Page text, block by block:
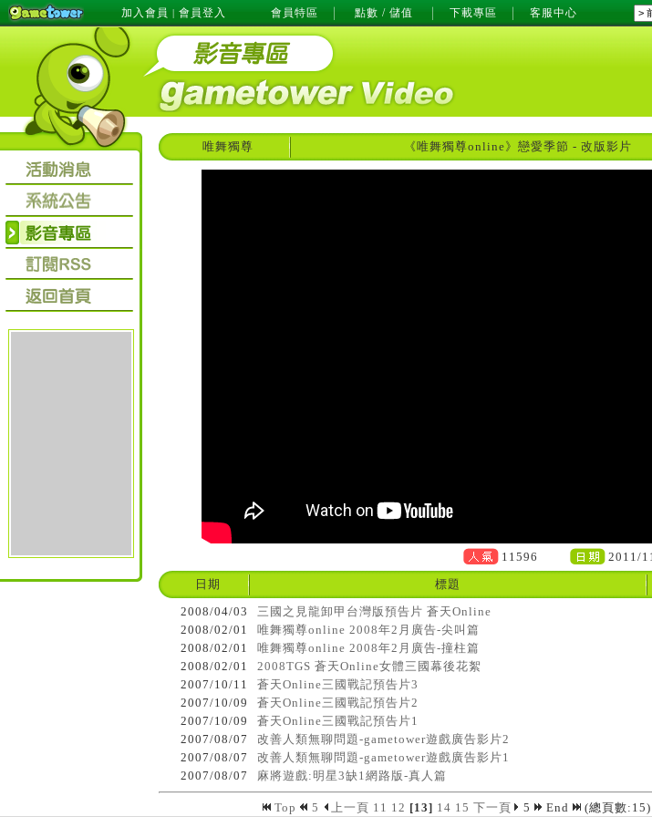
加入會員 | 會員登入 會員特區 點數 / 儲值 下載專區 客服中心
唯舞獨尊 《唯舞獨尊online》戀愛季節 - 改版影片
11596
2011/
日期
標題
2008/04/03
三國之見龍卸甲台灣版預告片 蒼天Online
2008/02/01
唯舞獨尊online 2008年2月廣告-尖叫篇
2008/02/01
唯舞獨尊online 2008年2月廣告-撞柱篇
2008/02/01
2008TGS 蒼天Online女體三國幕後花絮
2007/10/11
蒼天Online三國戰記預告片3
2007/10/09
蒼天Online三國戰記預告片2
2007/10/09
蒼天Online三國戰記預告片1
2007/08/07
改善人類無聊問題-gametower遊戲廣告影片2
2007/08/07
改善人類無聊問題-gametower遊戲廣告影片1
2007/08/07
麻將遊戲:明星3缺1網路版-真人篇
Top 5 上一頁 11 12 [13] 14 15 下一頁 5 End (總頁數:15)